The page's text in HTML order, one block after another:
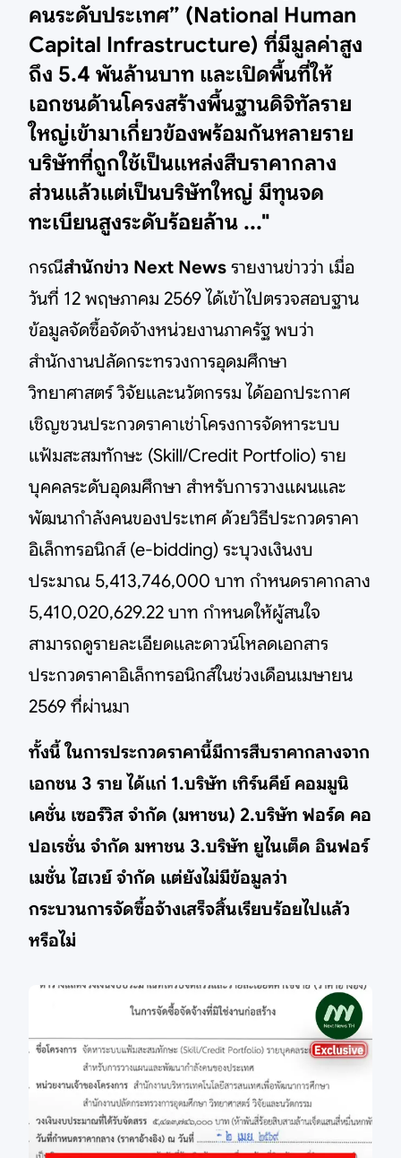
คนระดับประเทศ” (National Human
Capital Infrastructure) ที่มีมูลค่าสูง
ถึง 5.4 พันล้านบาท และเปิดพื้นที่ให้
เอกชนด้านโครงสร้างพื้นฐานดิจิทัลราย
ใหญ่เข้ามาเกี่ยวข้องพร้อมกันหลายราย
บริษัทที่ถูกใช้เป็นแหล่งสืบราคากลาง
ส่วนแล้วแต่เป็นบริษัทใหญ่ มีทุนจด
ทะเบียนสูงระดับร้อยล้าน ..."
กรณีสำนักข่าว Next News รายงานข่าวว่า เมื่อ
วันที่ 12 พฤษภาคม 2569 ได้เข้าไปตรวจสอบฐาน
ข้อมูลจัดซื้อจัดจ้างหน่วยงานภาครัฐ พบว่า
สำนักงานปลัดกระทรวงการอุดมศึกษา
วิทยาศาสตร์ วิจัยและนวัตกรรม ได้ออกประกาศ
เชิญชวนประกวดราคาเช่าโครงการจัดหาระบบ
แฟ้มสะสมทักษะ (Skill/Credit Portfolio) ราย
บุคคลระดับอุดมศึกษา สำหรับการวางแผนและ
พัฒนากำลังคนของประเทศ ด้วยวิธีประกวดราคา
อิเล็กทรอนิกส์ (e-bidding) ระบุวงเงินงบ
ประมาณ 5,413,746,000 บาท กำหนดราคากลาง
5,410,020,629.22 บาท กำหนดให้ผู้สนใจ
สามารถดูรายละเอียดและดาวน์โหลดเอกสาร
ประกวดราคาอิเล็กทรอนิกส์ในช่วงเดือนเมษายน
2569 ที่ผ่านมา
ทั้งนี้ ในการประกวดราคานี้มีการสืบราคากลางจาก
เอกชน 3 ราย ได้แก่ 1.บริษัท เทิร์นคีย์ คอมมูนิ
เคชั่น เซอร์วิส จำกัด (มหาชน) 2.บริษัท ฟอร์ด คอ
ปอเรชั่น จำกัด มหาชน 3.บริษัท ยูไนเต็ด อินฟอร์
เมชั่น ไฮเวย์ จำกัด แต่ยังไม่มีข้อมูลว่า
กระบวนการจัดซื้อจ้างเสร็จสิ้นเรียบร้อยไปแล้ว
หรือไม่